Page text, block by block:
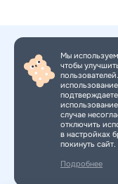
канал
Все
Telegram-
Мы
чтобы
случае
отключить
в настройках
покинуть сайт.
Подробнее